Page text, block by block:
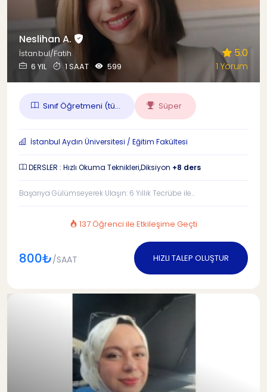
Neslihan A.
İstanbul/Fatih
6 YIL
1 SAAT 599
5.0
1 Yorum
Sınıf Öğretmeni (tü... Süper
İstanbul Aydın Üniversitesi / Eğitim Fakültesi
DERSLER : Hızlı Okuma Teknikleri,Diksiyon +8 ders
Başarıya Gülümseyerek Ulaşın: 6 Yıllık Tecrübe ile...
137 Öğrenci ile Etkileşime Geçti
800₺/SAAT HIZLI TALEP OLUŞTUR